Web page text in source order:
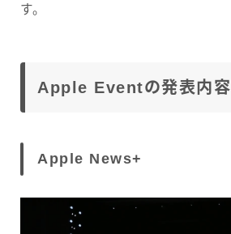
す。
Apple Eventの発表内容
Apple News+